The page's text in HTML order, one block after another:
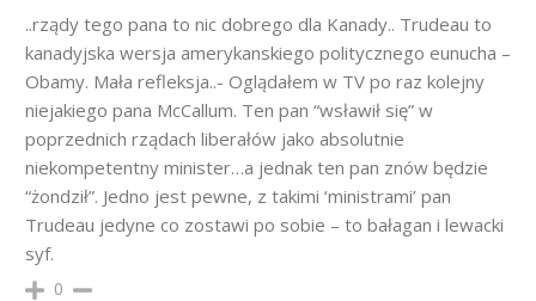
..rządy tego pana to nic dobrego dla Kanady.. Trudeau to
kanadyjska wersja amerykanskiego politycznego eunucha –
Obamy. Mała refleksja..- Oglądałem w TV po raz kolejny
niejakiego pana McCallum. Ten pan “wsławił się” w
poprzednich rządach liberałów jako absolutnie
niekompetentny minister…a jednak ten pan znów będzie
“żondził”. Jedno jest pewne, z takimi ‘ministrami’ pan
Trudeau jedyne co zostawi po sobie – to bałagan i lewacki
syf.
0